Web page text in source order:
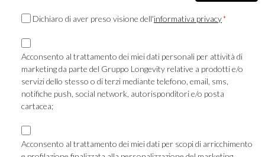
ConsensoDichiaro di aver preso visione dell'informativa privacy*
Consenso
Marketing
TLS
Acconsento al trattamento dei miei dati personali per attività di
marketing da parte del Gruppo Longevity relative a prodotti e/o
servizi dello stesso o di terzi mediante telefono, email, sms,
notifiche push, social network, autorisponditori e/o posta
cartacea;
Consenso
Marketing
Acconsento al trattamento dei miei dati per scopi di arricchimento